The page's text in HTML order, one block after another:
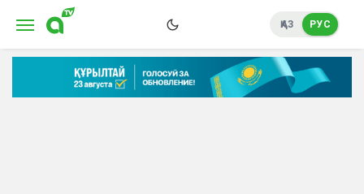
ҚАЗ РУС